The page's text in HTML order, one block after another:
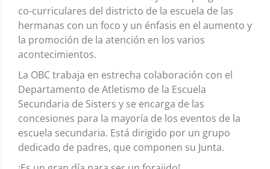
co-curriculares del districto de la escuela de las
hermanas con un foco y un énfasis en el aumento y
la promoción de la atención en los varios
acontecimientos.
La OBC trabaja en estrecha colaboración con el
Departamento de Atletismo de la Escuela
Secundaria de Sisters y se encarga de las
concesiones para la mayoría de los eventos de la
escuela secundaria. Está dirigido por un grupo
dedicado de padres, que componen su Junta.